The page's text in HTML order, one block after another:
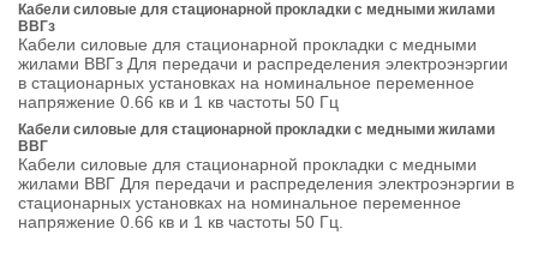
Кабели силовые для стационарной прокладки с медными жилами
ВВГз
Кабели силовые для стационарной прокладки с медными
жилами ВВГз Для передачи и распределения электроэнэргии
в стационарных установках на номинальное переменное
напряжение 0.66 кв и 1 кв частоты 50 Гц
Кабели силовые для стационарной прокладки с медными жилами
ВВГ
Кабели силовые для стационарной прокладки с медными
жилами ВВГ Для передачи и распределения электроэнэргии в
стационарных установках на номинальное переменное
напряжение 0.66 кв и 1 кв частоты 50 Гц.